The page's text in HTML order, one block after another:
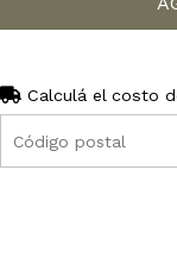
Calculá el costo